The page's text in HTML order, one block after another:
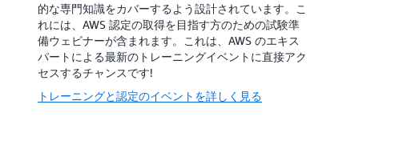
的な専門知識をカバーするよう設計されています。こ
れには、AWS 認定の取得を目指す方のための試験準
備ウェビナーが含まれます。これは、AWS のエキス
パートによる最新のトレーニングイベントに直接アク
セスするチャンスです!
トレーニングと認定のイベントを詳しく見る